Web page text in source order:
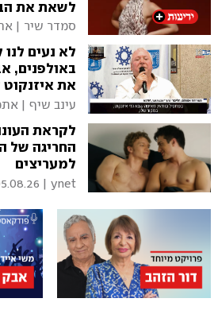
לשאת את הביקורת"
סמדר שיר
לא נעים
באולפנים,
את איזנקוט
עינב שיף
לקראת
החריגה של
למעריצים
ynet